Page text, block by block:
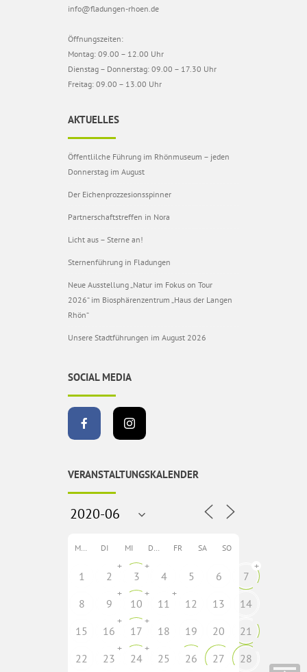
info@fladungen-rhoen.de
Öffnungszeiten:
Montag: 09.00 – 12.00 Uhr
Dienstag – Donnerstag: 09.00 – 17.30 Uhr
Freitag: 09.00 – 13.00 Uhr
AKTUELLES
Öffentlilche Führung im Rhönmuseum – jeden
Donnerstag im August
Der Eichenprozzesionsspinner
Partnerschaftstreffen in Nora
Licht aus – Sterne an!
Sternenführung in Fladungen
Neue Ausstellung „Natur im Fokus on Tour
2026“ im Biosphärenzentrum „Haus der Langen
Rhön“
Unsere Stadtführungen im August 2026
SOCIAL MEDIA
VERANSTALTUNGSKALENDER
MO DI MI DO FR SA SO
1 2
+
3
+
4 5 6 7
+
8 9
+
10
+
11
+
12 13
14
15
16
+
17
+
18 19 20
21
22
23
+
24
+
25 26 27 28